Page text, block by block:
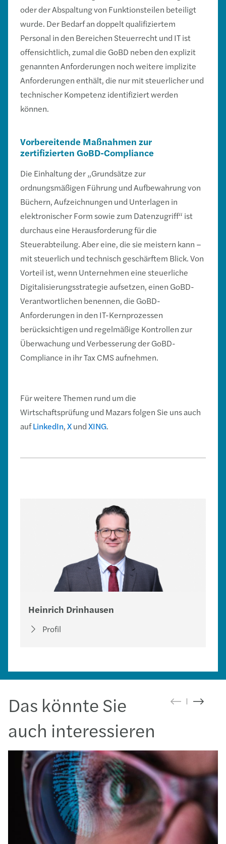
oder der Abspaltung von Funktionsteilen beteiligt
wurde. Der Bedarf an doppelt qualifiziertem
Personal in den Bereichen Steuerrecht und IT ist
offensichtlich, zumal die GoBD neben den explizit
genannten Anforderungen noch weitere implizite
Anforderungen enthält, die nur mit steuerlicher und
technischer Kompetenz identifiziert werden
können.
Vorbereitende Maßnahmen zur
zertifizierten GoBD-Compliance
Die Einhaltung der „Grundsätze zur
ordnungsmäßigen Führung und Aufbewahrung von
Büchern, Aufzeichnungen und Unterlagen in
elektronischer Form sowie zum Datenzugriff“ ist
durchaus eine Herausforderung für die
Steuerabteilung. Aber eine, die sie meistern kann –
mit steuerlich und technisch geschärftem Blick. Von
Vorteil ist, wenn Unternehmen eine steuerliche
Digitalisierungsstrategie aufsetzen, einen GoBD-
Verantwortlichen benennen, die GoBD-
Anforderungen in den IT-Kernprozessen
berücksichtigen und regelmäßige Kontrollen zur
Überwachung und Verbesserung der GoBD-
Compliance in ihr Tax CMS aufnehmen.
Für weitere Themen rund um die
Wirtschaftsprüfung und Mazars folgen Sie uns auch
aufLinkedIn,XundXING.
Heinrich Drinhausen
Profil
Das könnte Sie
auch interessieren